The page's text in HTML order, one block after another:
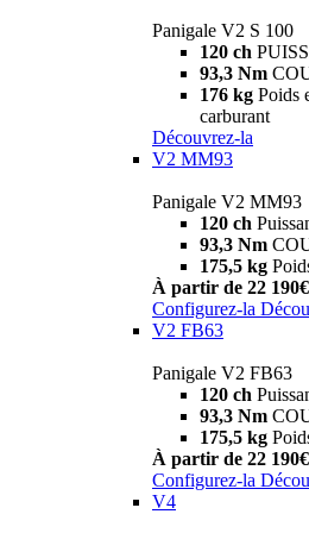
Panigale V2 S 100
120 ch
93,3 Nm
176 kg Poids
carburant
Découvrez-la
V2 MM93
Panigale V2 MM93
120 ch
93,3 Nm
175,5 kg
À partir de 22 190€
Configurez-la
V2 FB63
Panigale V2 FB63
120 ch
93,3 Nm
175,5 kg
À partir de 22 190€
Configurez-la
V4